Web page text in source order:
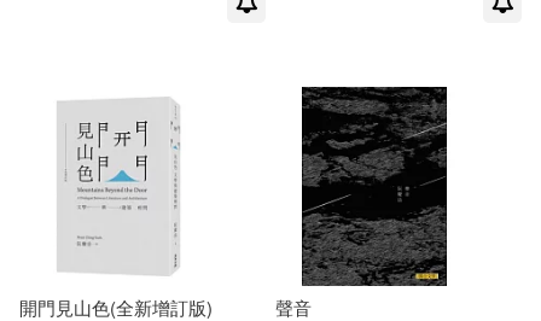
開門見山色(全新增訂版)
聲音